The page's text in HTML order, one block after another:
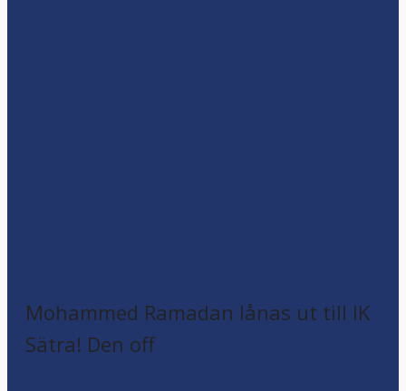
Mohammed Ramadan lånas ut till IK
Sätra! Den off